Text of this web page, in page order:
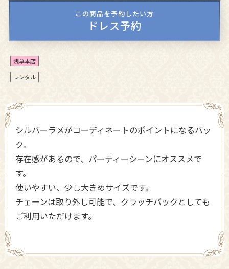
この商品を予約したい方
ドレス予約
浅草本店
レンタル
シルバーラメがコーディネートのポイントになるバッ
ク。
存在感があるので、パーティーシーンにオススメで
す。
使いやすい、少し大きめサイズです。
チェーンは取り外し可能で、クラッチバックとしても
ご利用いただけます。